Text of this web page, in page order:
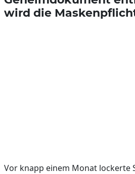
wird die
Vor knapp einem Monat lockerte